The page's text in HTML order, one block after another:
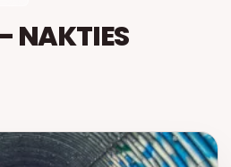
NAKTIES